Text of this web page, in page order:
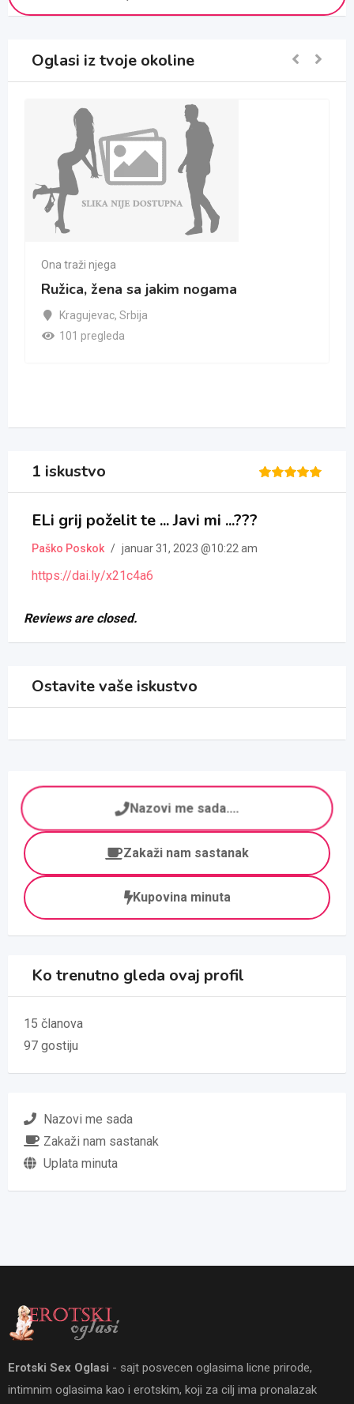
Oglasi iz tvoje okoline
Ona traži njega
Ružica, žena sa jakim nogama
Kragujevac, Srbija
101 pregleda
1 iskustvo
Rated5
1
ELi grij poželit te ... Javi mi ...???
Paško Poskok / januar 31, 2023 @10:22 am
https://dai.ly/x21c4a6
Reviews are closed.
Ostavite vaše iskustvo
Nazovi me sada....
Zakaži nam sastanak
Kupovina minuta
Ko trenutno gleda ovaj profil
15 članova
97 gostiju
Nazovi me sada
Zakaži nam sastanak
Uplata minuta
Erotski Sex Oglasi - sajt posvecen oglasima licne prirode,
intimnim oglasima kao i erotskim, koji za cilj ima pronalazak